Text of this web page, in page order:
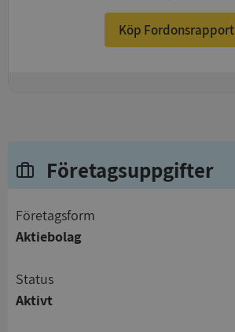
Köp Fordonsrapport
Företagsuppgifter
företagsform
Aktiebolag
status
Aktivt